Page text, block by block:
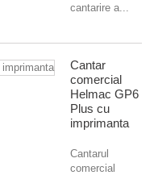
cantarire a...
Cantar
comercial
Helmac GP6
Plus cu
imprimanta
Cantarul
comercial